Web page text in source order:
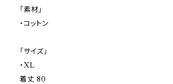
「素材」
・コットン
「サイズ」
・XL
着丈 80